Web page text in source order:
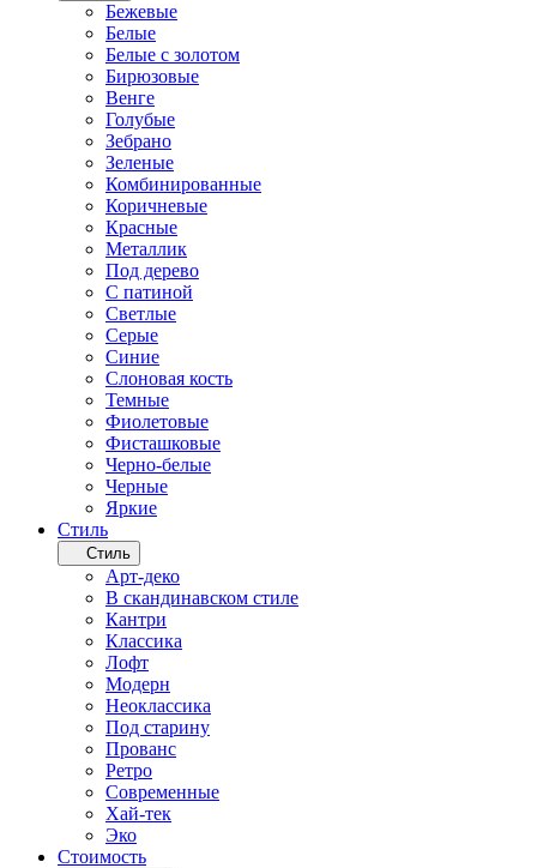
Бежевые
Белые
Белые с золотом
Бирюзовые
Венге
Голубые
Зебрано
Зеленые
Комбинированные
Коричневые
Красные
Металлик
Под дерево
С патиной
Светлые
Серые
Синие
Слоновая кость
Темные
Фиолетовые
Фисташковые
Черно-белые
Черные
Яркие
Стиль
Стиль
Арт-деко
В скандинавском стиле
Кантри
Классика
Лофт
Модерн
Неоклассика
Под старину
Прованс
Ретро
Современные
Хай-тек
Эко
Стоимость